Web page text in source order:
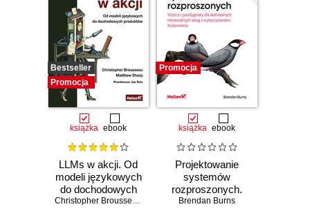
Bestseller
Promocja
książka ebook
LLMs w akcji. Od
modeli językowych
do dochodowych
produktów
Christopher Brousseau Matt Sharp
Promocja
książka ebook
Projektowanie
systemów
rozproszonych.
Wzorce i
Brendan Burns